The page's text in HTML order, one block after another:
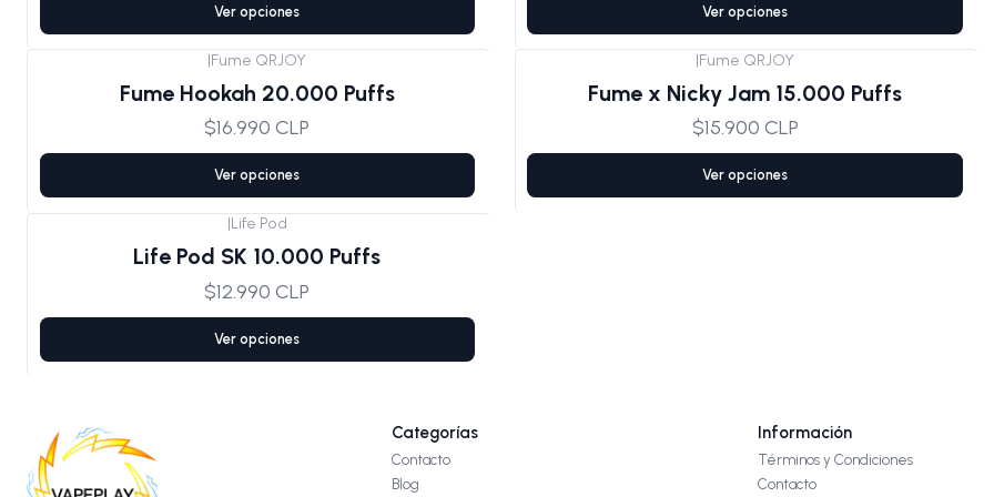
Ver opciones Ver opciones
|Fume QRJOY
Fume Hookah 20.000 Puffs
$16.990 CLP
Ver opciones
|Fume QRJOY
Fume x Nicky Jam 15.000 Puffs
$15.900 CLP
Ver opciones
|Life Pod
Life Pod SK 10.000 Puffs
$12.990 CLP
Ver opciones
Categorías
Contacto
Blog
Información
Términos y Condiciones
Contacto